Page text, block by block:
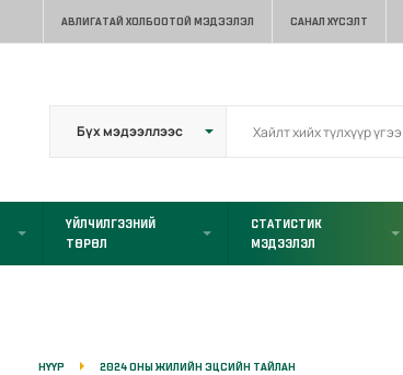
АВЛИГАТАЙ ХОЛБООТОЙ МЭДЭЭЛЭЛ САНАЛ ХҮСЭЛТ
ҮЙЛЧИЛГЭЭНИЙ
ТӨРӨЛ
СТАТИСТИК
МЭДЭЭЛЭЛ
НҮҮР 2024 ОНЫ ЖИЛИЙН ЭЦСИЙН ТАЙЛАН